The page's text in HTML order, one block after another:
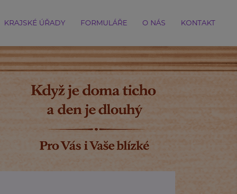
KRAJSKÉ ÚŘADY FORMULÁŘE O NÁS KONTAKT